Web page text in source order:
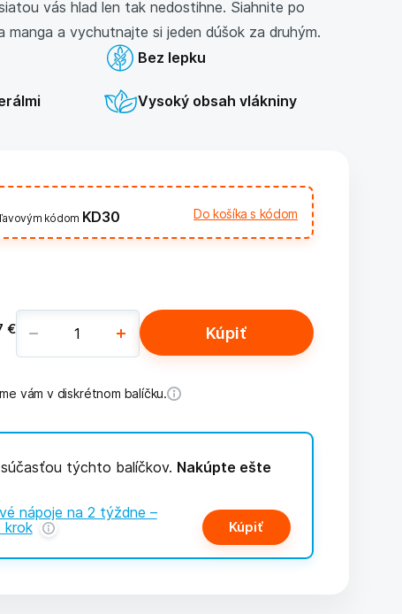
vás hlad len tak nedostihne. Siahnite po
manga a vychutnajte si jeden dúšok za druhým.
Bez lepku
Vysoký obsah vlákniny
kódom KD30 Do košíka s kódom
€ Kúpiť
vám v diskrétnom balíčku.
týchto balíčkov. Nakúpte ešte
nápoje na 2 týždne –
krok
Kúpiť